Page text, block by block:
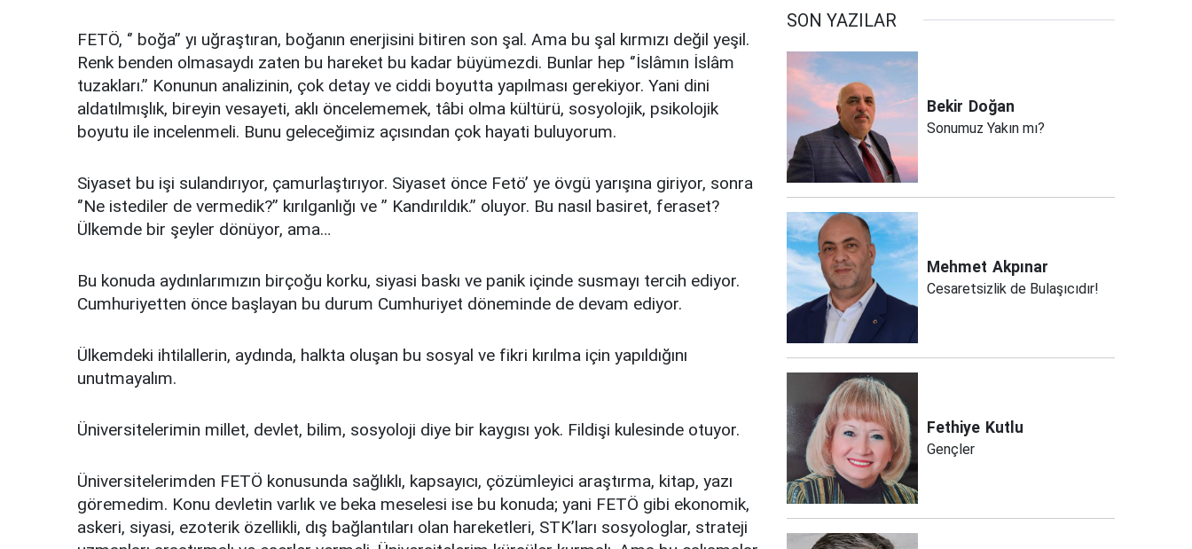
FETÖ, ‘’ boğa’’ yı uğraştıran, boğanın enerjisini bitiren son şal. Ama bu şal kırmızı değil yeşil.
Renk benden olmasaydı zaten bu hareket bu kadar büyümezdi. Bunlar hep ‘’İslâmın İslâm
tuzakları.’’ Konunun analizinin, çok detay ve ciddi boyutta yapılması gerekiyor. Yani dini
aldatılmışlık, bireyin vesayeti, aklı öncelememek, tâbi olma kültürü, sosyolojik, psikolojik
boyutu ile incelenmeli. Bunu geleceğimiz açısından çok hayati buluyorum.
Siyaset bu işi sulandırıyor, çamurlaştırıyor. Siyaset önce Fetö’ ye övgü yarışına giriyor, sonra
‘’Ne istediler de vermedik?’’ kırılganlığı ve ’’ Kandırıldık.’’ oluyor. Bu nasıl basiret, feraset?
Ülkemde bir şeyler dönüyor, ama…
Bu konuda aydınlarımızın birçoğu korku, siyasi baskı ve panik içinde susmayı tercih ediyor.
Cumhuriyetten önce başlayan bu durum Cumhuriyet döneminde de devam ediyor.
Ülkemdeki ihtilallerin, aydında, halkta oluşan bu sosyal ve fikri kırılma için yapıldığını
unutmayalım.
Üniversitelerimin millet, devlet, bilim, sosyoloji diye bir kaygısı yok. Fildişi kulesinde otuyor.
Üniversitelerimden FETÖ konusunda sağlıklı, kapsayıcı, çözümleyici araştırma, kitap, yazı
göremedim. Konu devletin varlık ve beka meselesi ise bu konuda; yani FETÖ gibi ekonomik,
askeri, siyasi, ezoterik özellikli, dış bağlantıları olan hareketleri, STK’ları sosyologlar, strateji
SON YAZILAR
Bekir Doğan
Sonumuz Yakın mı?
Mehmet Akpınar
Cesaretsizlik de Bulaşıcıdır!
Fethiye Kutlu
Gençler